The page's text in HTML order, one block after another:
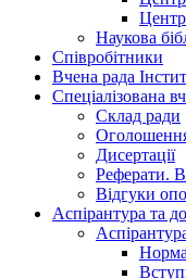
Центр
Наукова
Співробітники
Вчена рада
Спеціалізована
Склад ради
Дисертації
Реферати.
Відгуки
Аспірантура та